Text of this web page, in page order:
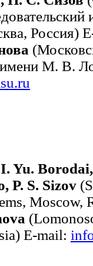
Россия)
имени М. В.
Yu.
P. S. Sizov
Moscow,
E-mail: